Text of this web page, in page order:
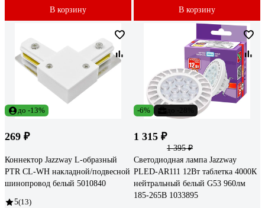
В корзину В корзину
до -13%
269 ₽
Коннектор Jazzway L-образный
PTR CL-WH накладной/подвесной
шинопровод белый 5010840
5(13)
-6%
1 315 ₽
1 395 ₽
Светодиодная лампа Jazzway
PLED-AR111 12Вт таблетка 4000К
нейтральный белый G53 960лм
185-265В 1033895